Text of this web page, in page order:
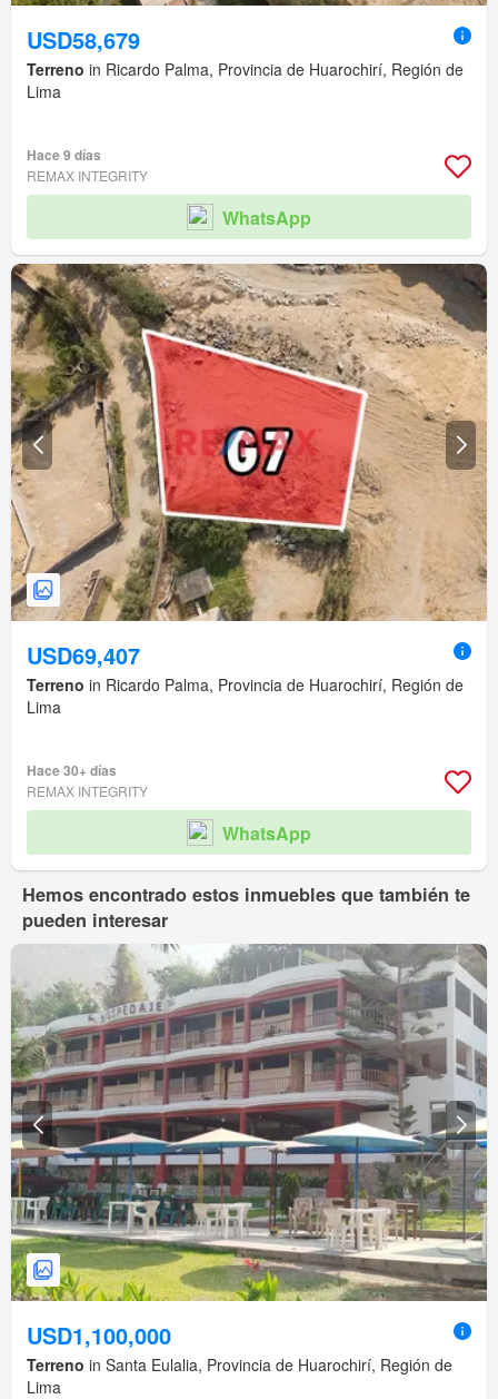
USD58,679
Terreno in Ricardo Palma, Provincia de Huarochirí, Región de
Lima
Hace 9 días
REMAX INTEGRITY
WhatsApp
USD69,407
Terreno in Ricardo Palma, Provincia de Huarochirí, Región de
Lima
Hace 30+ días
REMAX INTEGRITY
WhatsApp
Hemos encontrado estos inmuebles que también te
pueden interesar
USD1,100,000
Terreno in Santa Eulalia, Provincia de Huarochirí, Región de
Lima